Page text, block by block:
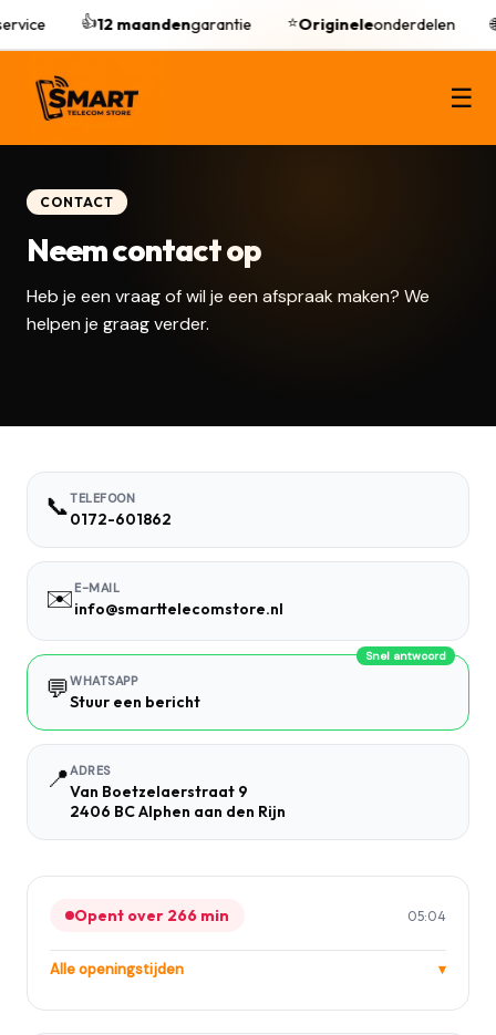
👍12 maandengarantie ⭐Origineleonderdelen 🌐
☰
CONTACT
Neem contact op
Heb je een vraag of wil je een afspraak maken? We
helpen je graag verder.
📞TELEFOON
0172-601862
✉️ E-MAIL
info@smarttelecomstore.nl
💬WHATSAPP
Stuur een bericht
Snel antwoord
📍ADRES
Van Boetzelaerstraat 9
2406 BC Alphen aan den Rijn
Opent over 266 min 05:04
Alle openingstijden ▾